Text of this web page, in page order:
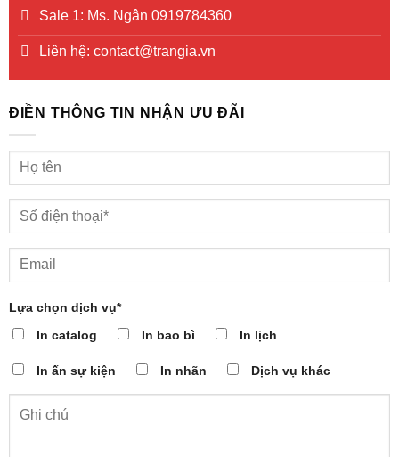
Sale 1: Ms. Ngân 0919784360
Liên hệ: contact@trangia.vn
ĐIỀN THÔNG TIN NHẬN ƯU ĐÃI
Lựa chọn dịch vụ*
In catalog
In bao bì In lịch
In ấn sự kiện In nhãn Dịch vụ khác